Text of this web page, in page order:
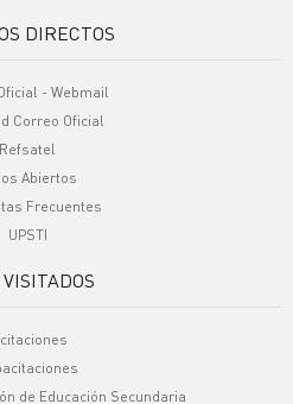
DIRECTOS
- Webmail
Correo Oficial
Refsatel
Abiertos
Frecuentes
UPSTI
de Educación Secundaria